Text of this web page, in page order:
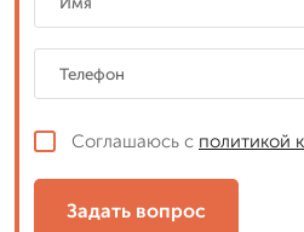
Соглашаюсь с политикой
Задать вопрос